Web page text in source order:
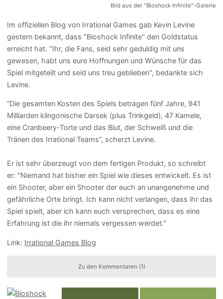
Bild aus der "Bioshock Infinite"-Galerie
Im offiziellen Blog von Irrational Games gab Kevin Levine
gestern bekannt, dass "Bioshock Infinite" den Goldstatus
erreicht hat. "Ihr, die Fans, seid sehr geduldig mit uns
gewesen, habt uns eure Hoffnungen und Wünsche für das
Spiel mitgeteilt und seid uns treu geblieben", bedankte sich
Levine.
“Die gesamten Kosten des Spiels betragen fünf Jahre, 941
Milliarden klingonische Darsek (plus Trinkgeld), 47 Kamele,
eine Cranbeery-Torte und das Blut, der Schweiß und die
Tränen des Irrational Teams”, scherzt Levine.
Er ist sehr überzeugt von dem fertigen Produkt, so schreibt
er: "Niemand hat bisher ein Spiel wie dieses entwickelt. Es ist
ein Shooter, aber ein Shooter der euch an unangenehme und
gefährliche Orte bringt. Ich kann nicht verlangen, dass ihr das
Spiel spielt, aber ich kann euch versprechen, dass es eine
Erfahrung ist die ihr niemals vergessen werdet."
Link: Irrational Games Blog
Zu den Kommentaren (1)